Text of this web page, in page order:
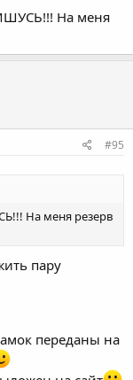
На меня
#95
На меня резерв
пару
переданы на